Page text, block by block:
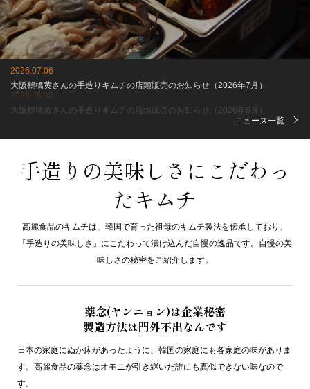
ニュース一覧
2026.05.30
大阪鶴橋黄さんの手造りキムチの店頭販売のお知らせ（2026年6月）
手造りの美味しさにこだわっ
たキムチ
高麗食品のキムチは、韓国で育った祖母のキムチ製法を伝承しており、
「手造りの美味しさ」にこだわって漬け込んだ自慢の逸品です。自慢の美
味しさの秘密をご紹介します。
薬念(ヤンニョン)は企業秘密
製造方法は門外不出なんです
日本の家庭にぬか床があったように、韓国の家庭にも各家庭の味がありま
す。高麗食品の薬念はオモニが引き継いだ誰にも真似できない味なので
す。